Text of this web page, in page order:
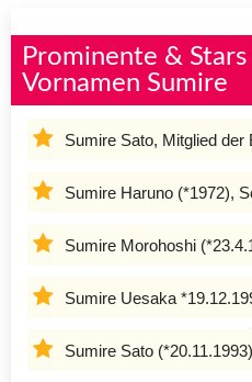
Prominente &
Vornamen Sumire
Sumire Sato, Mitglied der
Sumire Haruno (*1972),
Sumire Morohoshi
Sumire Uesaka
Sumire Sato